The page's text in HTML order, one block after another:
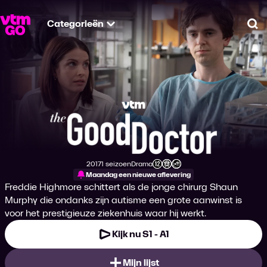
Categorieën
The Good Doctor
Productiejaar
20171 seizoen
Genre
Drama
Leeftijdsclassificatie
Maandag een nieuwe aflevering
Freddie Highmore schittert als de jonge chirurg Shaun
Murphy die ondanks zijn autisme een grote aanwinst is
voor het prestigieuze ziekenhuis waar hij werkt.
Kijk nu S1 - A1
Mijn lijst